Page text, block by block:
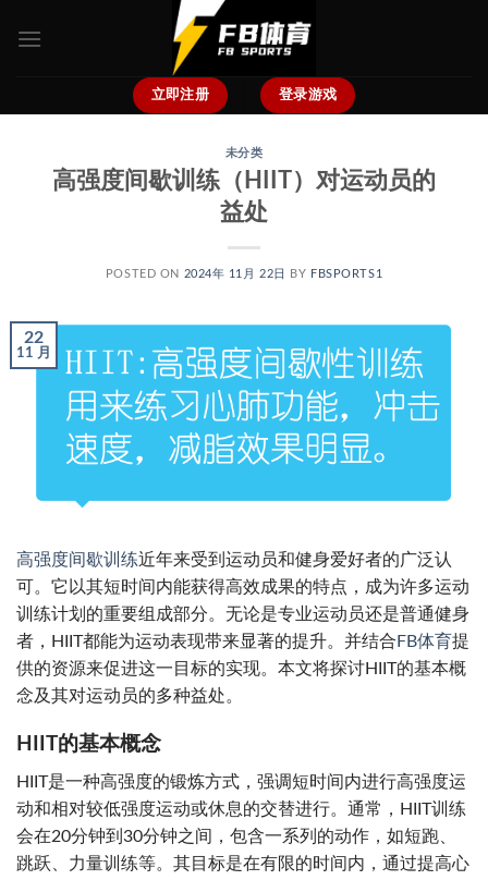
立即注册 登录游戏
未分类
高强度间歇训练（HIIT）对运动员的
益处
POSTED ON 2024年 11月 22日 BY FBSPORTS1
22
11 月
高强度间歇训练近年来受到运动员和健身爱好者的广泛认
可。它以其短时间内能获得高效成果的特点，成为许多运动
训练计划的重要组成部分。无论是专业运动员还是普通健身
者，HIIT都能为运动表现带来显著的提升。并结合FB体育提
供的资源来促进这一目标的实现。本文将探讨HIIT的基本概
念及其对运动员的多种益处。
HIIT的基本概念
HIIT是一种高强度的锻炼方式，强调短时间内进行高强度运
动和相对较低强度运动或休息的交替进行。通常，HIIT训练
会在20分钟到30分钟之间，包含一系列的动作，如短跑、
跳跃、力量训练等。其目标是在有限的时间内，通过提高心